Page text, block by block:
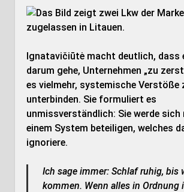
Ignatavičiūtė macht deutlich, dass
darum gehe, Unternehmen „zu
es vielmehr, systemische Verstöße
unterbinden. Sie formuliert es
unmissverständlich: Sie werde sich
einem System beteiligen, welches
ignoriere.
Ich sage immer: Schlaf ruhig, bis
kommen. Wenn alles in Ordnung